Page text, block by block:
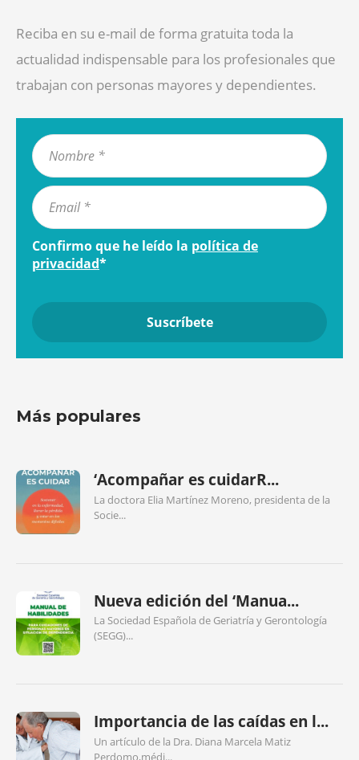
Reciba en su e-mail de forma gratuita toda la
actualidad indispensable para los profesionales que
trabajan con personas mayores y dependientes.
Confirmo que he leído la política de
privacidad*
Más populares
‘Acompañar es cuidarR...
La doctora Elia Martínez Moreno, presidenta de la
Socie...
Nueva edición del ‘Manua...
La Sociedad Española de Geriatría y Gerontología
(SEGG)...
Importancia de las caídas en l...
Un artículo de la Dra. Diana Marcela Matiz
Perdomo,médi...